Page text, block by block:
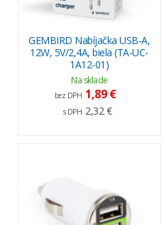
GEMBIRD Nabíjačka USB-A,
12W, 5V/2,4A, biela (TA-UC-
1A12-01)
Na sklade
bez DPH 1,89 €
s DPH 2,32 €